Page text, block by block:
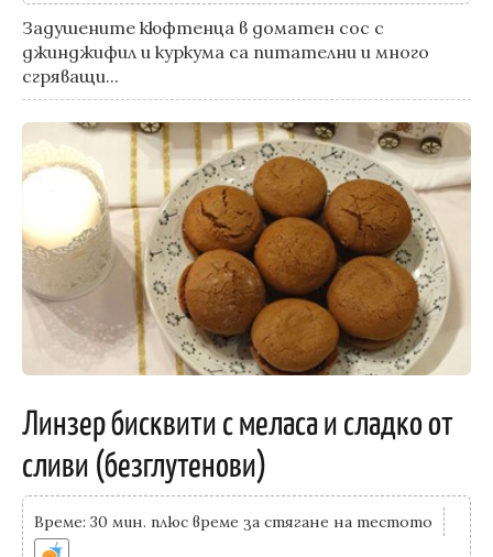
Задушените кюфтенца в доматен сос с
джинджифил и куркума са питателни и много
сгряващи...
Линзер бисквити с меласа и сладко от
сливи (безглутенови)
Време: 30 мин. плюс време за стягане на тестото